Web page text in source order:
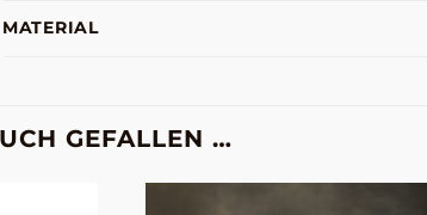
MATERIAL
GEFALLEN …